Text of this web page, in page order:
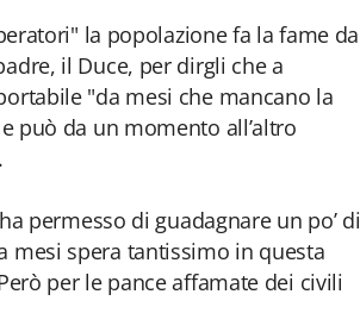
la popolazione fa la fame da
il Duce, per dirgli che a
"da mesi che mancano la
può da un momento all’altro
permesso di guadagnare un po’ di
mesi spera tantissimo in questa
per le pance affamate dei civili